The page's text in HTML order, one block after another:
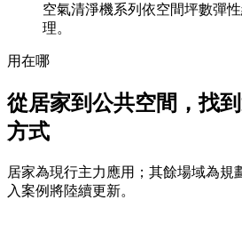
空氣清淨機系列依空間坪數彈
理。
用在哪
從居家到公共空間，找
方式
居家為現行主力應用；其餘場域為規
入案例將陸續更新。